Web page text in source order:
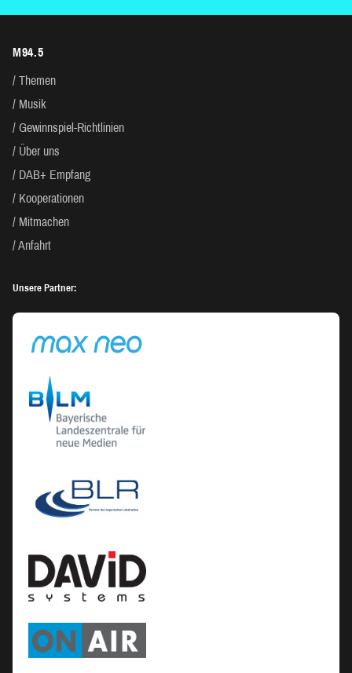
M94.5
Themen
Musik
Gewinnspiel-Richtlinien
Über uns
DAB+ Empfang
Kooperationen
Mitmachen
Anfahrt
Unsere Partner: